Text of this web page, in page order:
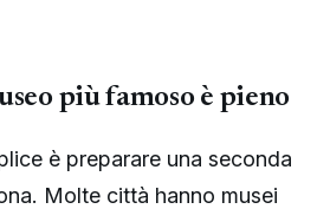
più famoso è pieno
è preparare una seconda
Molte città hanno musei